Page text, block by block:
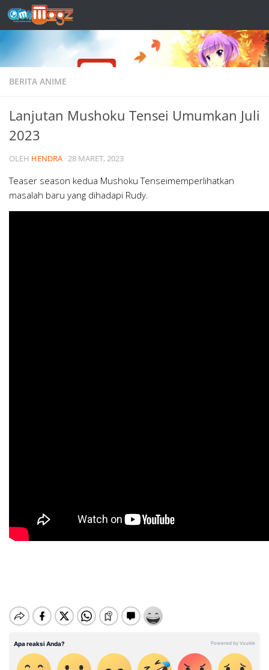
Skip to content
BERITA ANIME
Lanjutan Mushoku Tensei Umumkan Juli
2023
OLEH HENDRA ·28 MARET, 2023
Teaser season kedua Mushoku Tenseimemperlihatkan
masalah baru yang dihadapi Rudy.